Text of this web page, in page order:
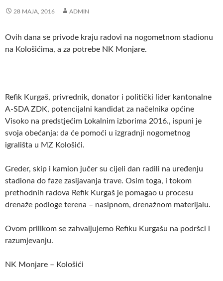
28 MAJA, 2016 ADMIN
Ovih dana se privode kraju radovi na nogometnom stadionu
na Kološićima, a za potrebe NK Monjare.
Refik Kurgaš, privrednik, donator i politički lider kantonalne
A-SDA ZDK, potencijalni kandidat za načelnika općine
Visoko na predstjećim Lokalnim izborima 2016., ispuni je
svoja obećanja: da će pomoći u izgradnji nogometnog
igrališta u MZ Kološići.
Greder, skip i kamion jučer su cijeli dan radili na uređenju
stadiona do faze zasijavanja trave. Osim toga, i tokom
prethodnih radova Refik Kurgaš je pomagao u procesu
drenaže podloge terena – nasipnom, drenažnom materijalu.
Ovom prilikom se zahvaljujemo Refiku Kurgašu na podršci i
razumjevanju.
NK Monjare – Kološići